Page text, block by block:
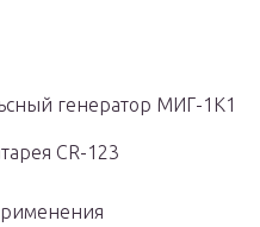
генератор МИГ-1К1
CR-123